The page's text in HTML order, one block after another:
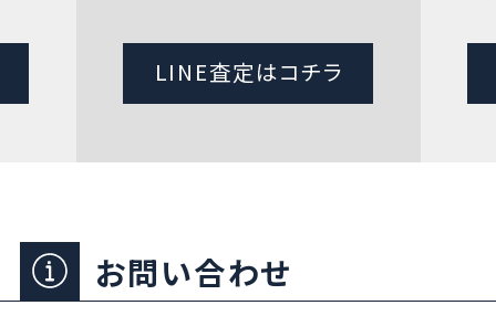
LINE査定はコチラ
お問い合わせ